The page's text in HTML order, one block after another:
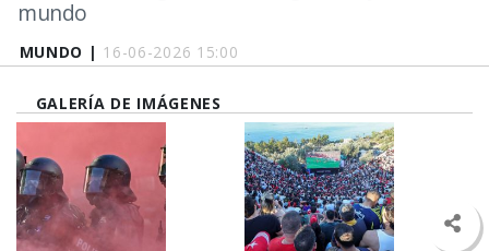
MUNDO | 16-06-2026 15:00
mundo
GALERÍA DE IMÁGENES